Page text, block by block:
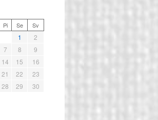
Pi Se Sv
1
2
7 8
9
14 15
16
21 22
23
28 29
30